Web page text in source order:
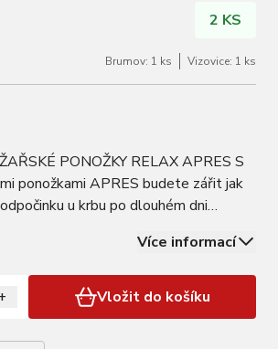
2 KS
Brumov: 1 ks Vizovice: 1 ks
PONOŽKY RELAX APRES S
ponožkami APRES budete zářit jak
u krbu po dlouhém dni
pečlivě chrání achillovu šlachu
také měkkým zesílením na…
Více informací
Vložit do košíku